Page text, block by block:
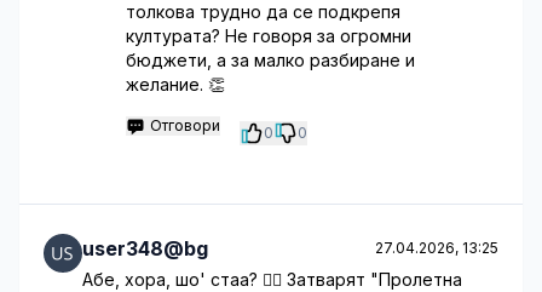
толкова трудно да се подкрепя
културата? Не говоря за огромни
бюджети, а за малко разбиране и
желание. 👏
Отговори 0 0
user348@bg 27.04.2026, 13:25
Абе, хора, шо' стаа? 🤦‍♂️ Затварят "Пролетна